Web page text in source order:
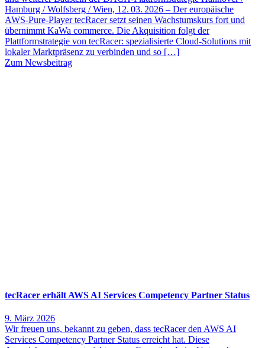
Hamburg / Wolfsberg / Wien, 12. 03. 2026 – Der europäische
AWS‑Pure‑Player tecRacer setzt seinen Wachstumskurs fort und
übernimmt KaWa commerce. Die Akquisition folgt der
Plattformstrategie von tecRacer: spezialisierte Cloud-Solutions mit
lokaler Marktpräsenz zu verbinden und so […]
Zum Newsbeitrag
tecRacer erhält AWS AI Services Competency Partner Status
9. März 2026
Wir freuen uns, bekannt zu geben, dass tecRacer den AWS AI
Services Competency Partner Status erreicht hat. Diese